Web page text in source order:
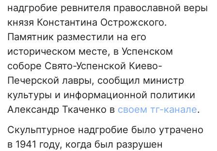
надгробие ревнителя православной веры
князя Константина Острожского.
Памятник разместили на его
историческом месте, в Успенском
соборе Свято-Успенской Киево-
Печерской лавры, сообщил министр
культуры и информационной политики
Александр Ткаченко в своем тг-канале.
Скульптурное надгробие было утрачено
в 1941 году, когда был разрушен